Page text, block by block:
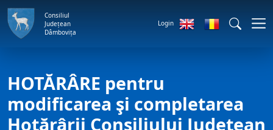
Consiliul
Județean
Dâmbovița
Login
HOTĂRÂRE pentru
modificarea şi completarea
Hotărârii Consiliului Judeţean